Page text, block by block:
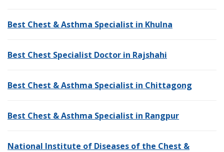
Best Chest & Asthma Specialist in Khulna
Best Chest Specialist Doctor in Rajshahi
Best Chest & Asthma Specialist in Chittagong
Best Chest & Asthma Specialist in Rangpur
National Institute of Diseases of the Chest &